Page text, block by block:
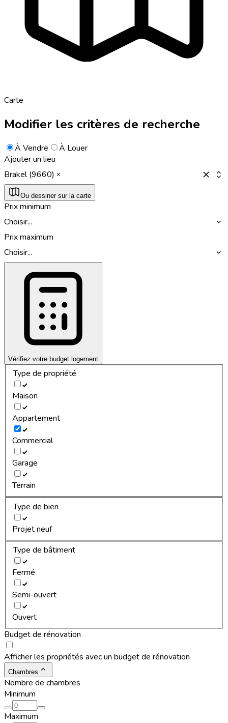
Carte
Modifier les critères de recherche
À Vendre
À Louer
Ajouter un lieu
Brakel (9660)
Ou dessiner sur la carte
Prix minimum
Choisir...
Prix maximum
Choisir...
Vérifiez votre budget logement
Type de propriété
Maison
Appartement
Commercial
Garage
Terrain
Type de bien
Projet neuf
Type de bâtiment
Fermé
Semi-ouvert
Ouvert
Budget de rénovation
Afficher les propriétés avec un budget de rénovation
Chambres
Nombre de chambres
Minimum
Maximum